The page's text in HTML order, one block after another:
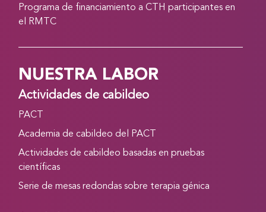
Programa de financiamiento a CTH participantes en
el RMTC
NUESTRA LABOR
Actividades de cabildeo
PACT
Academia de cabildeo del PACT
Actividades de cabildeo basadas en pruebas
científicas
Serie de mesas redondas sobre terapia génica